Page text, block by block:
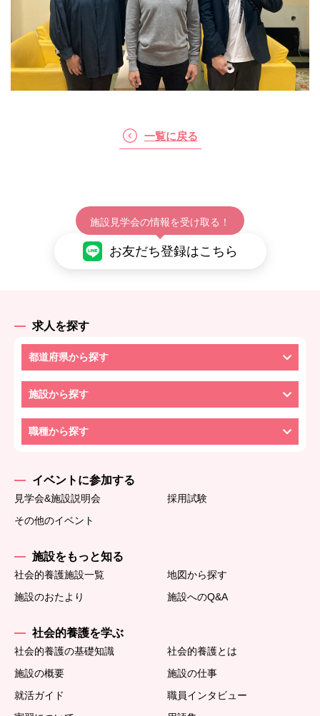
一覧に戻る
施設見学会の情報を受け取る！
お友だち登録はこちら
求人を探す
都道府県から探す
施設から探す
職種から探す
イベントに参加する
見学会&施設説明会
採用試験
その他のイベント
施設をもっと知る
社会的養護施設一覧
地図から探す
施設のおたより
施設へのQ&A
社会的養護を学ぶ
社会的養護の基礎知識
社会的養護とは
施設の概要
施設の仕事
就活ガイド
職員インタビュー